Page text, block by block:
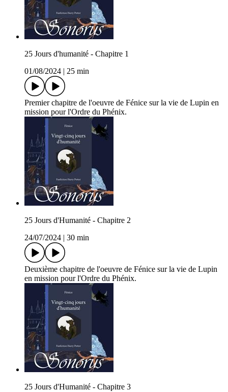
25 Jours d'humanité - Chapitre 1
01/08/2024
25 min
Premier chapitre de l'oeuvre de Fénice sur la vie de Lupin en
mission pour l'Ordre du Phénix.
25 Jours d'Humanité - Chapitre 2
24/07/2024
30 min
Deuxième chapitre de l'oeuvre de Fénice sur la vie de Lupin
en mission pour l'Ordre du Phénix.
25 Jours d'Humanité - Chapitre 3